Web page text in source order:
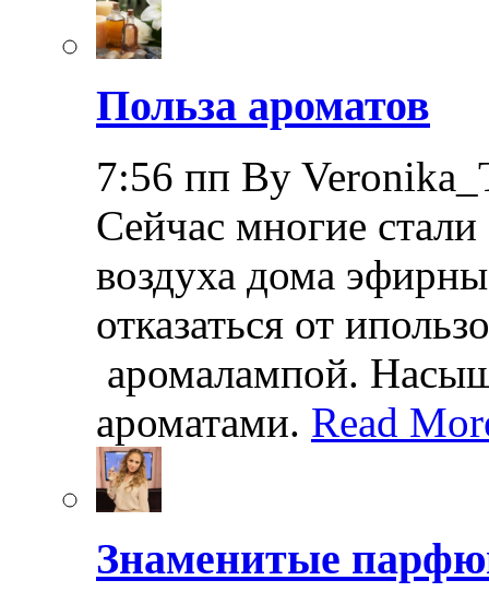
Польза ароматов
7:56 пп By
Сейчас многие
воздуха дома
отказаться от
аромалампой.
ароматами. Read
Знаменитые